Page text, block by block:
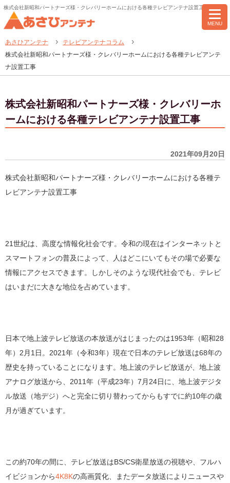
株式会社新昭和パートナーズ様・クレバリーホームにおける各種テレビアンテナ設置工事
MENU
あさひアンテナ
テレビアンテナコラム
株式会社新昭和パートナーズ様・クレバリーホームにおける各種テレビアンテ
ナ設置工事
株式会社新昭和パートナーズ様・クレバリーホ
ームにおける各種テレビアンテナ設置工事
2021年09月20日
株式会社新昭和パートナーズ様・クレバリーホームにおける各種テ
レビアンテナ設置工事
21世紀は、高度な情報化社会です。令和の現在はインターネットと
スマートフォンの普及によって、人はどこにいてもその場で必要な
情報にアクセスできます。しかしそのような現代社会でも、テレビ
はいまだに大きな地位を占めています。
日本で地上波テレビ放送の本放送がはじまったのは1953年（昭和28
年）2月1日。2021年（令和3年）現在で日本のテレビ放送は68年の
歴史を持っていることになります。地上波のテレビ放送が、地上波
アナログ放送から、2011年（平成23年）7月24日に、地上波デジタ
ル放送（地デジ）へと完全に切り替わってからもすでに約10年の歳
月が過ぎています。
この約70年の間に、テレビ放送はBS/CS衛星放送の視聴や、フルハ
イビジョンから4K8Kの高画質化、またデータ放送によりニュースや